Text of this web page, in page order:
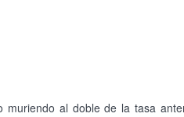
al doble de la tasa